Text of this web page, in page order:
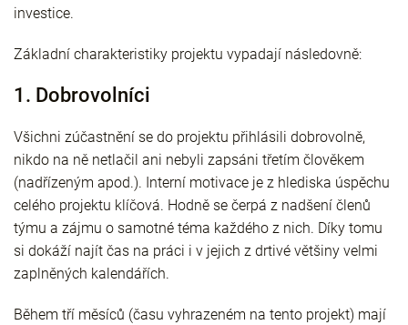
investice.
Základní charakteristiky projektu vypadají následovně:
1. Dobrovolníci
Všichni zúčastnění se do projektu přihlásili dobrovolně,
nikdo na ně netlačil ani nebyli zapsáni třetím člověkem
(nadřízeným apod.). Interní motivace je z hlediska úspěchu
celého projektu klíčová. Hodně se čerpá z nadšení členů
týmu a zájmu o samotné téma každého z nich. Díky tomu
si dokáží najít čas na práci i v jejich z drtivé většiny velmi
zaplněných kalendářích.
Během tří měsíců (času vyhrazeném na tento projekt) mají